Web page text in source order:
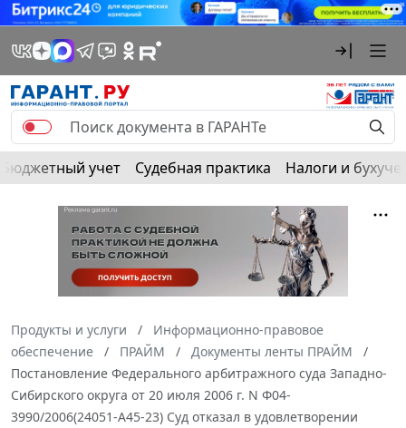
Бюджетный учет Судебная практика Налоги и
Продукты и услуги
Информационно-правовое
обеспечение
ПРАЙМ
Документы ленты ПРАЙМ
Постановление Федерального арбитражного суда Западно-
Сибирского округа от 20 июля 2006 г. N Ф04-
3990/2006(24051-А45-23) Суд отказал в удовлетворении